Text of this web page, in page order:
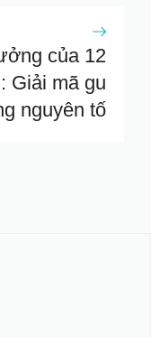
của 12
Giải mã gu
nguyên tố